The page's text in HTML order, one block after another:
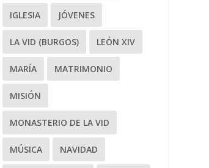
IGLESIA JÓVENES
LA VID (BURGOS) LEÓN XIV
MARÍA MATRIMONIO
MISIÓN
MONASTERIO DE LA VID
MÚSICA NAVIDAD